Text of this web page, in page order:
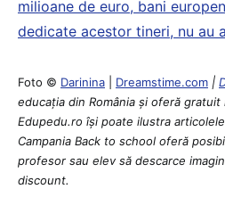
milioane de euro, bani
dedicate acestor tineri, nu au
Foto © Darinina Dreamstime.com |
educaţia din România şi oferă
Edupedu.ro îşi poate ilustra
Campania Back to school oferă
profesor sau elev să descarce
discount.